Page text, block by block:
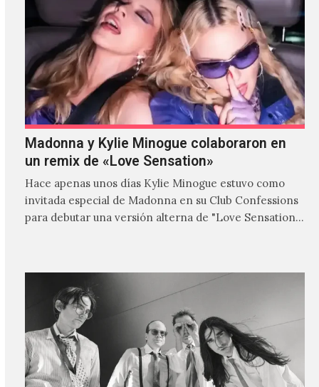
Madonna y Kylie Minogue colaboraron en
un remix de «Love Sensation»
Hace apenas unos días Kylie Minogue estuvo como
invitada especial de Madonna en su Club Confessions
para debutar una versión alterna de "Love Sensation",